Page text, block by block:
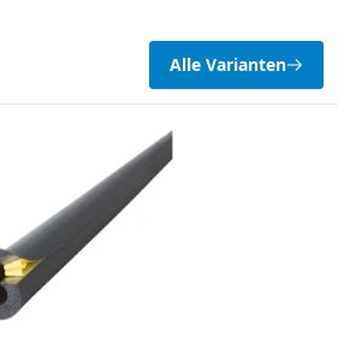
Alle Varianten